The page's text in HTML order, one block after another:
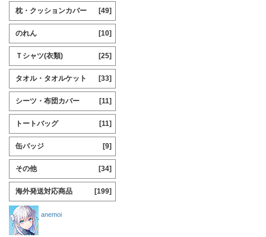
枕・クッションカバー [49]
のれん [10]
Ｔシャツ(衣類) [25]
タオル・タオルケット [33]
シーツ・布団カバー [11]
トートバッグ [11]
缶バッジ [9]
その他 [34]
海外発送対応商品 [199]
anemoi